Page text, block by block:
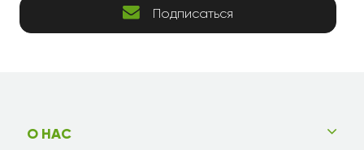
Подписаться
О НАС